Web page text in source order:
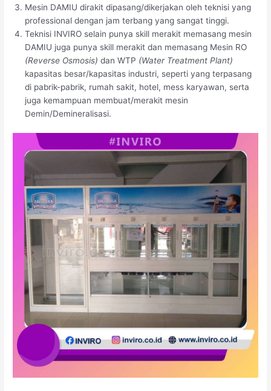
Mesin DAMIU dirakit dipasang/dikerjakan oleh teknisi yang
professional dengan jam terbang yang sangat tinggi.
Teknisi INVIRO selain punya skill merakit memasang mesin
DAMIU juga punya skill merakit dan memasang Mesin RO
(Reverse Osmosis) dan WTP (Water Treatment Plant)
kapasitas besar/kapasitas industri, seperti yang terpasang
di pabrik-pabrik, rumah sakit, hotel, mess karyawan, serta
juga kemampuan membuat/merakit mesin
Demin/Demineralisasi.